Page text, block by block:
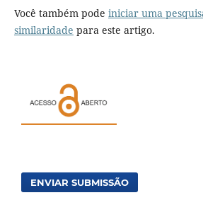
Você também pode iniciar uma
similaridade para este artigo.
ENVIAR SUBMISSÃO